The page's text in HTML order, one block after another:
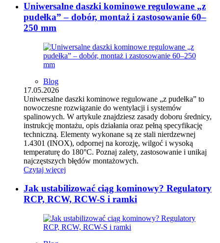
Uniwersalne daszki kominowe regulowane „z
pudełka” – dobór, montaż i zastosowanie 60–
250 mm
Blog
17.05.2026
Uniwersalne daszki kominowe regulowane „z pudełka” to
nowoczesne rozwiązanie do wentylacji i systemów
spalinowych. W artykule znajdziesz zasady doboru średnicy,
instrukcję montażu, opis działania oraz pełną specyfikację
techniczną. Elementy wykonane są ze stali nierdzewnej
1.4301 (INOX), odpornej na korozję, wilgoć i wysoką
temperaturę do 180°C. Poznaj zalety, zastosowanie i unikaj
najczęstszych błędów montażowych.
Czytaj więcej
Jak ustabilizować ciąg kominowy? Regulatory
RCP, RCW, RCW-S i ramki